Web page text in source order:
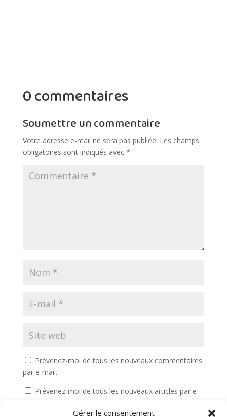
Gérer le consentement
0 commentaires
Soumettre un commentaire
Votre adresse e-mail ne sera pas publiée. Les champs
obligatoires sont indiqués avec *
Prévenez-moi de tous les nouveaux commentaires
par e-mail.
Prévenez-moi de tous les nouveaux articles par e-